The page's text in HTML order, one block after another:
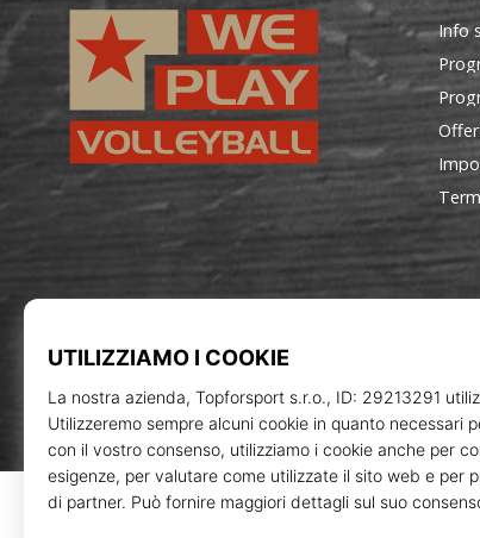
WePlayVolleyball.it
Info